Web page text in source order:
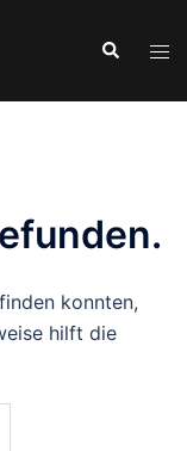
Suche
konnten,
hilft die